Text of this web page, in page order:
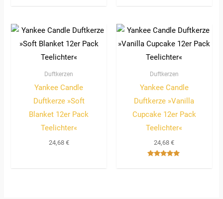
Duftkerzen
Yankee Candle
Duftkerze »Soft
Blanket 12er Pack
Teelichter«
24,68 €
Duftkerzen
Yankee Candle
Duftkerze »Vanilla
Cupcake 12er Pack
Teelichter«
24,68€